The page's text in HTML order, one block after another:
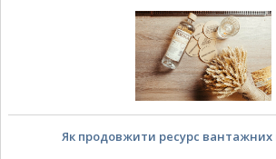
Як продовжити ресурс вантажних